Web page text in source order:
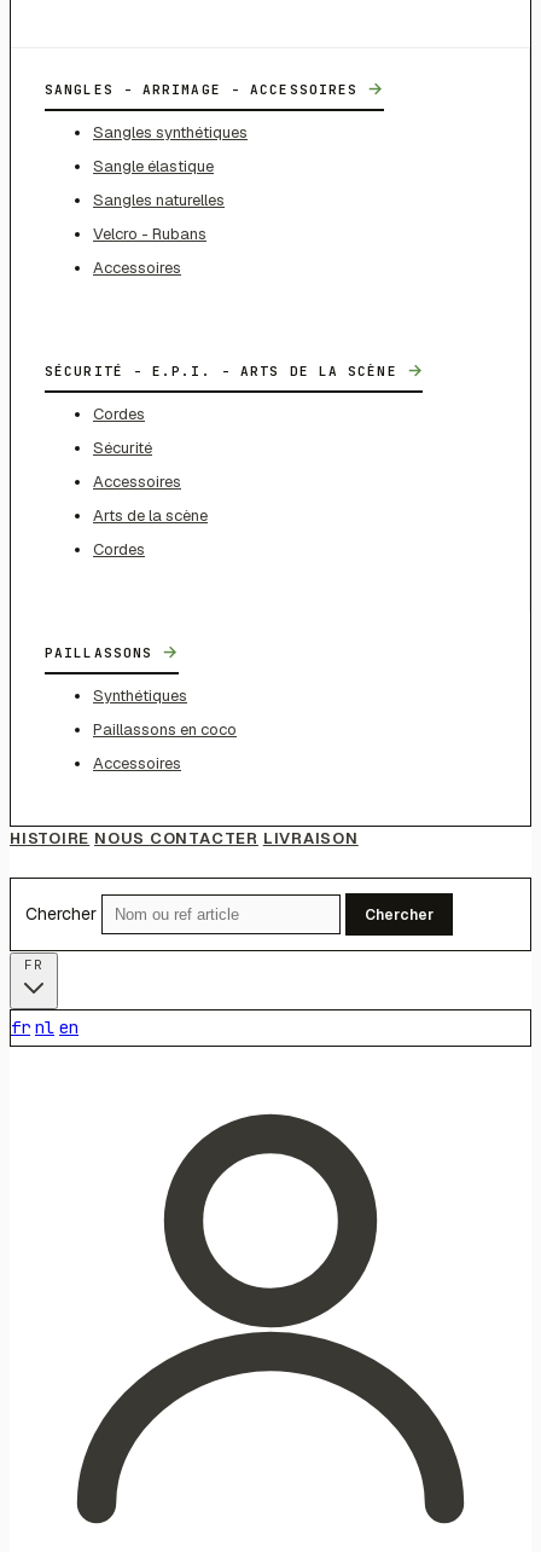
SANGLES - ARRIMAGE - ACCESSOIRES →
Sangles synthétiques
Sangle élastique
Sangles naturelles
Velcro - Rubans
Accessoires
SÉCURITÉ - E.P.I. - ARTS DE LA SCÈNE →
Cordes
Sécurité
Accessoires
Arts de la scène
Cordes
PAILLASSONS →
Synthétiques
Paillassons en coco
Accessoires
HISTOIRE NOUS CONTACTER LIVRAISON
Chercher Chercher
fr nl en